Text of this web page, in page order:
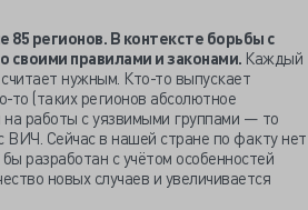
85 регионов. В контексте борьбы с
своими правилами и законами. Каждый
нужным. Кто-то выпускает
то (таких регионов абсолютное
работы с уязвимыми группами — то
ВИЧ. Сейчас в нашей стране по факту нет
разработан с учётом особенностей
новых случаев и увеличивается